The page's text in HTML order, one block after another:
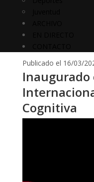
Publicado el 16/03/
Inaugurado
Cognitiva